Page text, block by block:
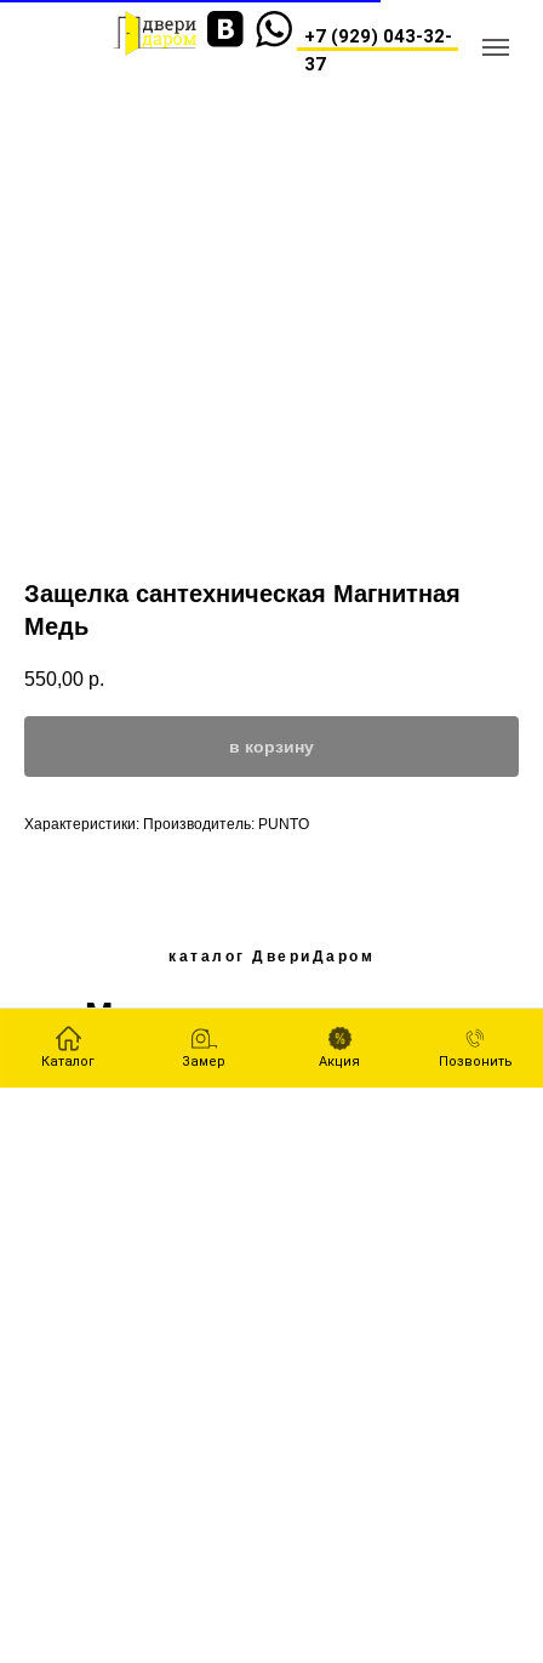
+7 (929) 043-32-
37
Защелка сантехническая Магнитная
Медь
550,00 р.
в корзину
Характеристики: Производитель: PUNTO
Каталог Замер Акция Позвонить
каталог ДвериДаром
Межкомнатные двери